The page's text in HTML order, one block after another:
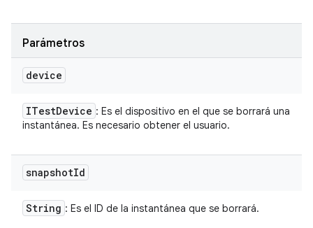
Parámetros
device
ITestDevice : Es el dispositivo en el que se borrará una
instantánea. Es necesario obtener el usuario.
snapshotId
String : Es el ID de la instantánea que se borrará.